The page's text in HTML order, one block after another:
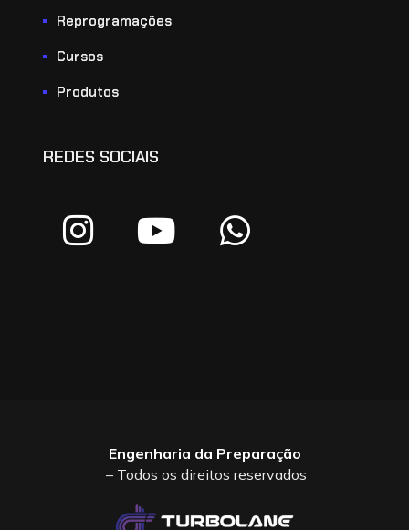
Reprogramações
Cursos
Produtos
REDES SOCIAIS
Engenharia da Preparação
– Todos os direitos reservados